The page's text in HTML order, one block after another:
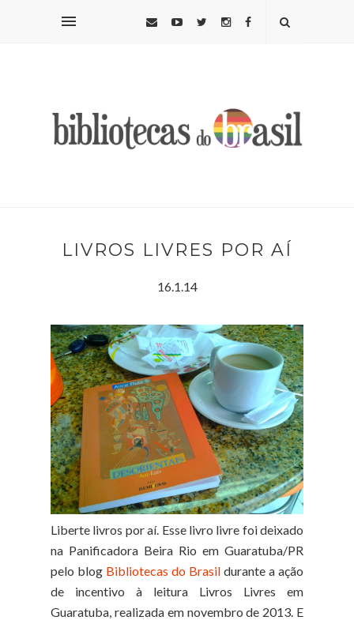
LIVROS LIVRES POR AÍ
16.1.14
Liberte livros por aí. Esse livro livre foi deixado
na Panificadora Beira Rio em Guaratuba/PR
pelo blog Bibliotecas do Brasil durante a ação
de incentivo à leitura Livros Livres em
Guaratuba, realizada em novembro de 2013. E